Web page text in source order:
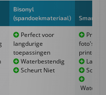
Bisonyl
(spandoekmateriaal)
Smart up
Perfect voor
langdurige
toepassingen
Waterbestendig
Scheurt Niet
foto's op
printen
Lage